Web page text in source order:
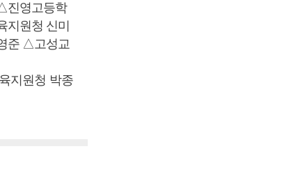
진영고등학
원청 신미
준 △고성교
지원청 박종